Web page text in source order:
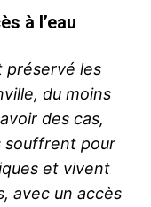
à l’eau
préservé les
du moins
des cas,
souffrent pour
et vivent
avec un accès